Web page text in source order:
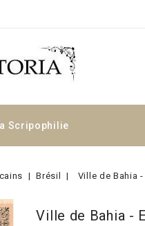
Scripophilie
Brésil Ville de Bahia
Ville de Bahia -